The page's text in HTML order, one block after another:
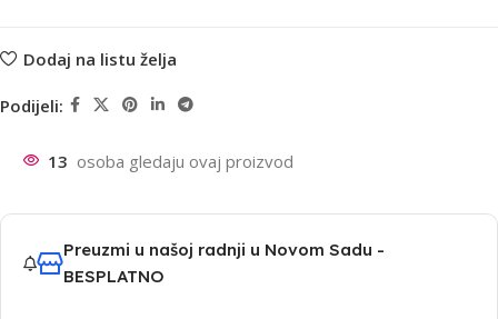
Dodaj na listu želja
Podijeli:
13 osoba gledaju ovaj proizvod
Preuzmi u našoj radnji u Novom Sadu -
BESPLATNO